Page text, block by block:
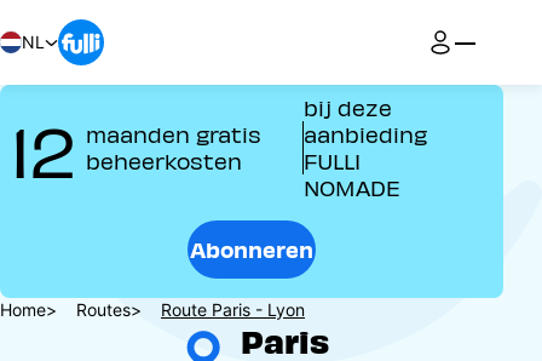
Overslaan
en
de
gaan
NL
12 maanden gratis
beheerkosten
bij deze
aanbieding
FULLI
NOMADE
Abonneren
Kruimelpad
Home Routes Route Paris - Lyon
Paris